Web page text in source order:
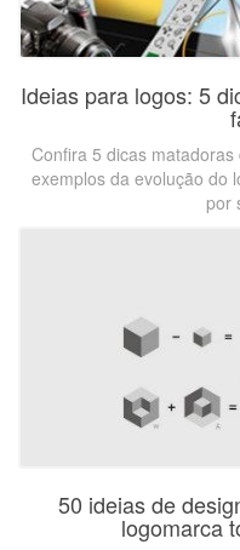
Ideias para logos: 5
Confira 5 dicas
exemplos da evolução do
por
50 ideias de
logomarca